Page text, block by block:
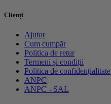
Clienți
Ajutor
Cum cumpăr
Politica de retur
Termeni și condiții
Politica de confidențialitate
ANPC
ANPC - SAL